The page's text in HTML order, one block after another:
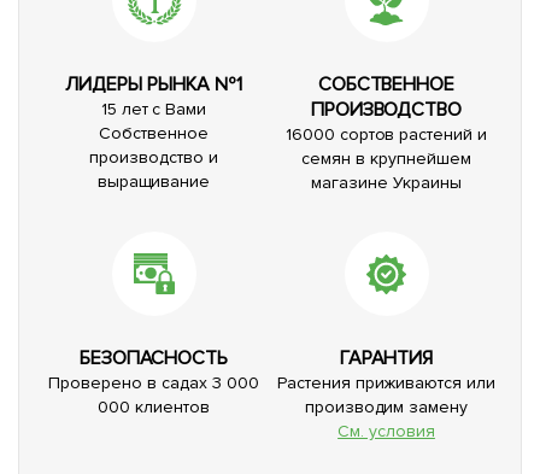
ЛИДЕРЫ РЫНКА №1
15 лет с Вами
Собственное
производство и
выращивание
СОБСТВЕННОЕ
ПРОИЗВОДСТВО
16000 сортов растений и
семян в крупнейшем
магазине Украины
БЕЗОПАСНОСТЬ
Проверено в садах 3 000
000 клиентов
ГАРАНТИЯ
Растения приживаются или
производим замену
См. условия